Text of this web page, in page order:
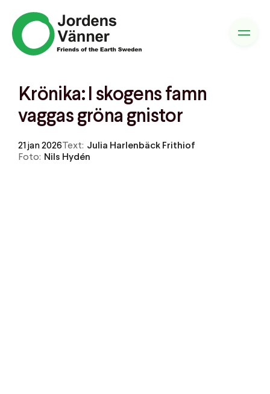
Krönika: I skogens famn
vaggas gröna gnistor
21 jan 2026Text: Julia Harlenbäck Frithiof
Foto: Nils Hydén